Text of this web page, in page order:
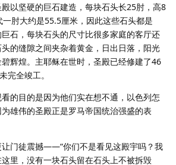
以坚硬的巨石建造，每块石头长25肘，高8
肘大约是55.5厘米，因此这些石头都是
石，每块石头的尺寸比很多家庭的客厅还
的缝隙之间夹杂着黄金，日出日落，阳光
辉煌。主耶稣在世时，圣殿已经修建了46
完全竣工。
的目的是因为他们实在想不通，以色列怎
雄伟的圣殿正是罗马帝国统治强盛的表
门徒震撼——“你们不是看见这殿宇吗？我
里，没有一块石头留在石头上不被拆毁